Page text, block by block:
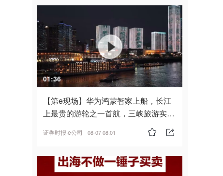
01:36
【第e现场】华为鸿蒙智家上船，长江
上最贵的游轮之一首航，三峡旅游实
证券时报·e公司 08-07 08:01